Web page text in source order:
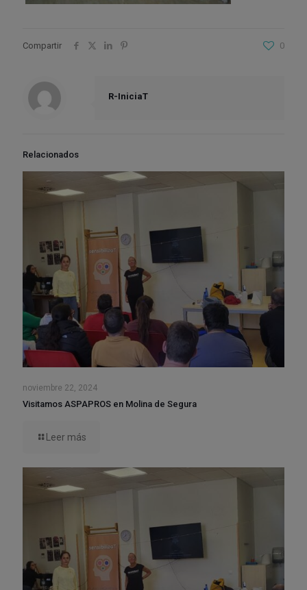
Compartir 0
R-IniciaT
Relacionados
noviembre 22, 2024
Visitamos ASPAPROS en Molina de Segura
Leer más